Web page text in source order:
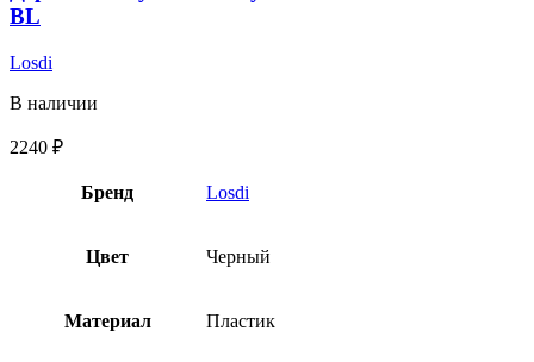
BL
Losdi
В наличии
2240 ₽
Бренд Losdi
Цвет Черный
Материал Пластик